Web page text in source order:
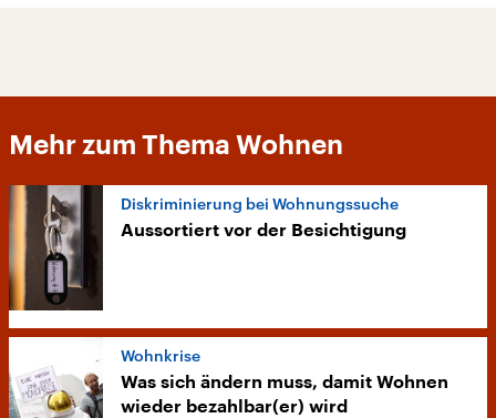
Mehr zum Thema Wohnen
Diskriminierung bei Wohnungssuche
Aussortiert vor der Besichtigung
Wohnkrise
Was sich ändern muss, damit Wohnen
wieder bezahlbar(er) wird